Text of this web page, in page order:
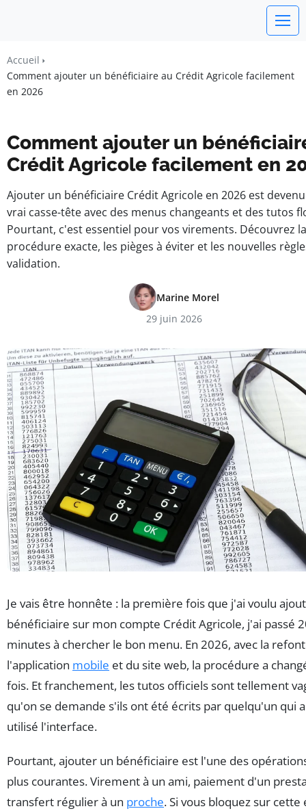
BUSINESS INSIGHTS FOR FRANCE
Accueil
Comment ajouter un bénéficiaire au Crédit Agricole facilement
en 2026
Comment ajouter un
Crédit Agricole facilement en
Ajouter un bénéficiaire Crédit Agricole en 2026 est
vrai casse-tête avec des menus changeants et des tutos
Pourtant, c'est essentiel pour vos virements. Découvrez la
procédure exacte, les pièges à éviter et les nouvelles
validation.
Marine Morel
29 juin 2026
Je vais être honnête : la première fois que j'ai voulu
bénéficiaire sur mon compte Crédit Agricole, j'ai passé
minutes à chercher le bon menu. En 2026, avec la
l'application mobile et du site web, la procédure a
fois. Et franchement, les tutos officiels sont tellement
qu'on se demande s'ils ont été écrits par quelqu'un qui
utilisé l'interface.
Pourtant, ajouter un bénéficiaire est l'une des
plus courantes. Virement à un ami, paiement d'un
transfert régulier à un proche. Si vous bloquez sur cette